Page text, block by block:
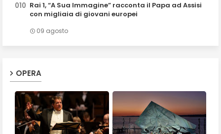
Rai 1, “A Sua Immagine” racconta il Papa ad Assisi
con migliaia di giovani europei
09 agosto
OPERA